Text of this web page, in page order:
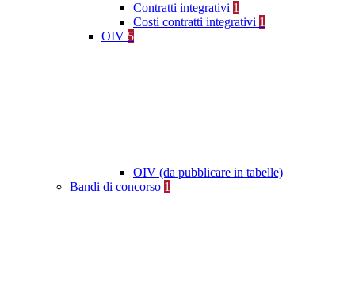
Contratti integrativi 1
Costi contratti integrativi 1
OIV 5
OIV (da pubblicare in tabelle)
Bandi di concorso 1